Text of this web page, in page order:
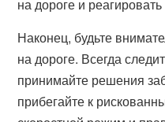
на дороге и
Наконец, будьте
на дороге. Всегда
принимайте решения
прибегайте к